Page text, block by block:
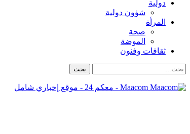
دولية
شؤون دولية
المرأة
صحة
الموضة
ثقافات وفنون
Maacom - معكم 24 - موقع إخباري شامل